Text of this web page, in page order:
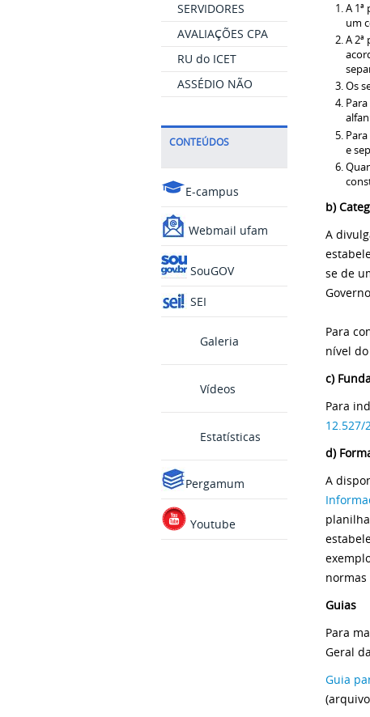
SERVIDORES
AVALIAÇÕES CPA
RU do ICET
ASSÉDIO NÃO
CONTEÚDOS
E-campus
Webmail ufam
SouGOV
SEI
Galeria
Vídeos
Estatísticas
Pergamum
Youtube
A
um
A 2ª
Os
e
b)
A
se de
Para
nível
c)
Para
12.527/
d)
A
Guias
Para
Geral
Guia